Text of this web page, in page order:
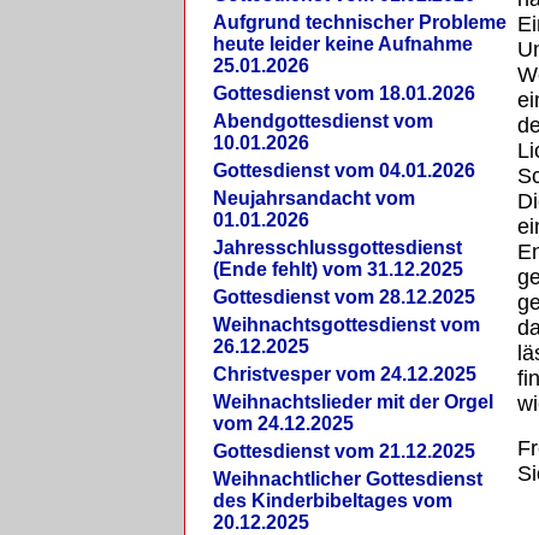
Aufgrund technischer Probleme
heute leider keine Aufnahme
25.01.2026
Gottesdienst vom 18.01.2026
Abendgottesdienst vom
10.01.2026
Gottesdienst vom 04.01.2026
Neujahrsandacht vom
01.01.2026
Jahresschlussgottesdienst
(Ende fehlt) vom 31.12.2025
Gottesdienst vom 28.12.2025
Weihnachtsgottesdienst vom
26.12.2025
Christvesper vom 24.12.2025
Weihnachtslieder mit der Orgel
vom 24.12.2025
Gottesdienst vom 21.12.2025
Weihnachtlicher Gottesdienst
des Kinderbibeltages vom
20.12.2025